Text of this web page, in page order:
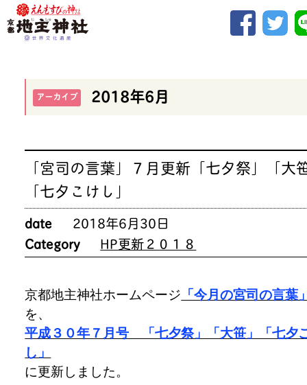
アーカイブ 2018年6月
「宮司の言葉」７月更新「七夕祭」「大
「七夕こけし」
date
2018年6月30日
Category
HP更新２０１８
京都地主神社ホームページ 「今月の宮司の言葉
を、
平成３０年７月号 「七夕祭」「大笹」「七夕
し」
に更新しました。